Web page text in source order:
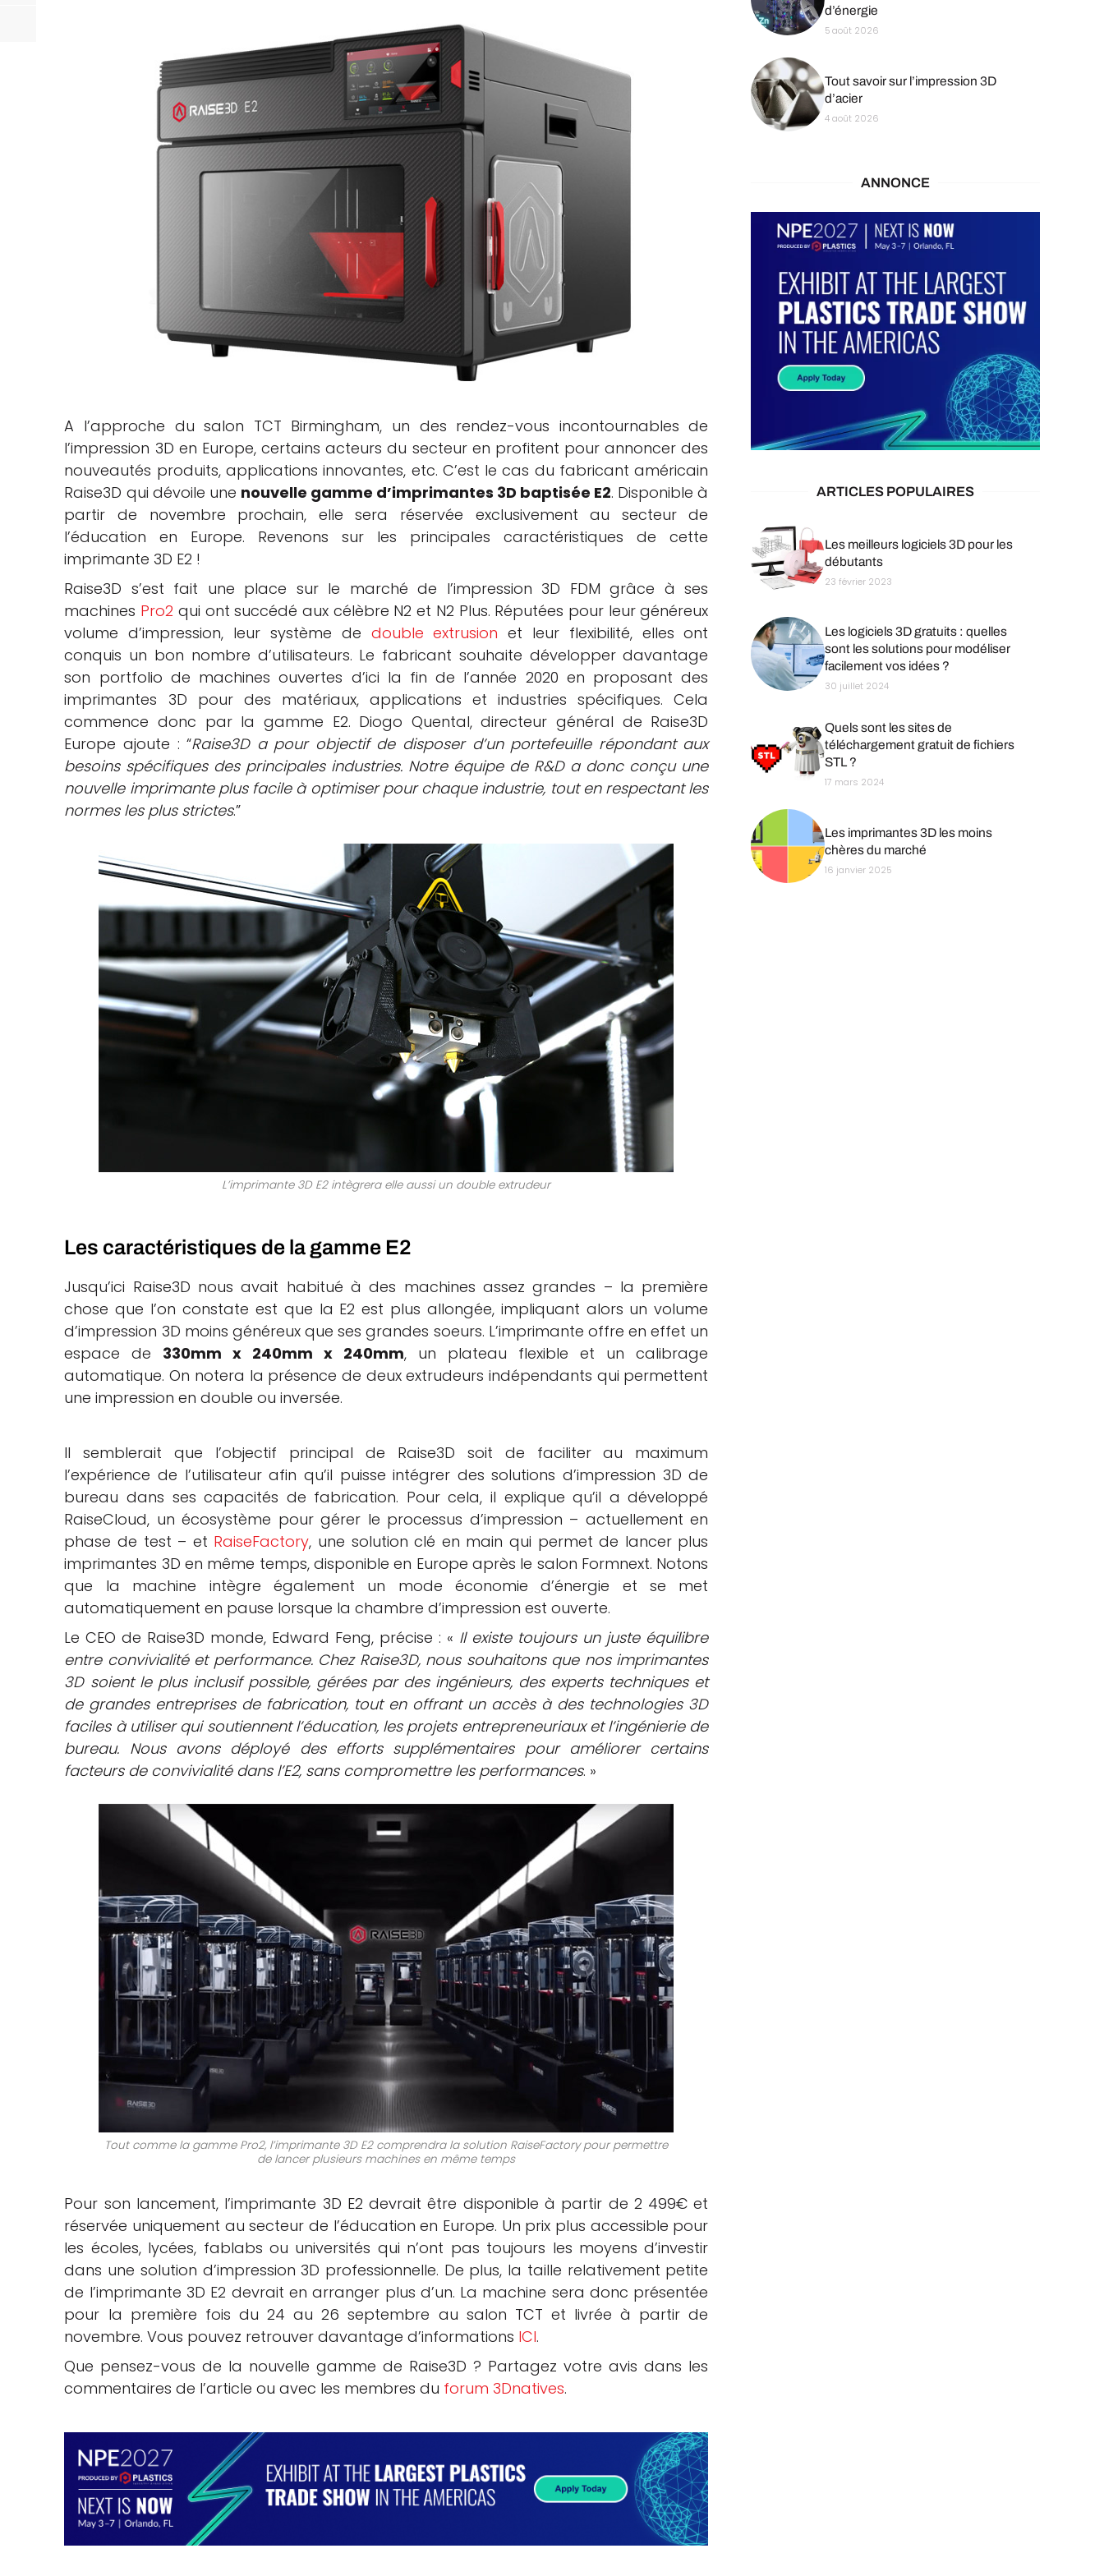
Matériaux
Scanners 3D
Vidéos
A l’approche du salon TCT Birmingham, un des rendez-vous incontournables de
l’impression 3D en Europe, certains acteurs du secteur en profitent pour annoncer des
nouveautés produits, applications innovantes, etc. C’est le cas du fabricant américain
Raise3D qui dévoile une nouvelle gamme d’imprimantes 3D baptisée E2. Disponible à
partir de novembre prochain, elle sera réservée exclusivement au secteur de
l’éducation en Europe. Revenons sur les principales caractéristiques de cette
imprimante 3D E2 !
Raise3D s’est fait une place sur le marché de l’impression 3D FDM grâce à ses
machines Pro2 qui ont succédé aux célèbre N2 et N2 Plus. Réputées pour leur généreux
volume d’impression, leur système de double extrusion et leur flexibilité, elles ont
conquis un bon nombre d’utilisateurs. Le fabricant souhaite développer davantage
son portfolio de machines ouvertes d’ici la fin de l’année 2020 en proposant des
imprimantes 3D pour des matériaux, applications et industries spécifiques. Cela
commence donc par la gamme E2. Diogo Quental, directeur général de Raise3D
Europe ajoute : “Raise3D a pour objectif de disposer d’un portefeuille répondant aux
besoins spécifiques des principales industries. Notre équipe de R&D a donc conçu une
nouvelle imprimante plus facile à optimiser pour chaque industrie, tout en respectant les
normes les plus strictes.”
L’imprimante 3D E2 intègrera elle aussi un double extrudeur
Les caractéristiques de la gamme E2
Jusqu’ici Raise3D nous avait habitué à des machines assez grandes – la première
chose que l’on constate est que la E2 est plus allongée, impliquant alors un volume
d’impression 3D moins généreux que ses grandes soeurs. L’imprimante offre en effet un
espace de 330mm x 240mm x 240mm, un plateau flexible et un calibrage
automatique. On notera la présence de deux extrudeurs indépendants qui permettent
une impression en double ou inversée.
Il semblerait que l’objectif principal de Raise3D soit de faciliter au maximum
l’expérience de l’utilisateur afin qu’il puisse intégrer des solutions d’impression 3D de
bureau dans ses capacités de fabrication. Pour cela, il explique qu’il a développé
RaiseCloud, un écosystème pour gérer le processus d’impression – actuellement en
phase de test – et RaiseFactory, une solution clé en main qui permet de lancer plus
imprimantes 3D en même temps, disponible en Europe après le salon Formnext. Notons
que la machine intègre également un mode économie d’énergie et se met
automatiquement en pause lorsque la chambre d’impression est ouverte.
Le CEO de Raise3D monde, Edward Feng, précise : « Il existe toujours un juste équilibre
entre convivialité et performance. Chez Raise3D, nous souhaitons que nos imprimantes
3D soient le plus inclusif possible, gérées par des ingénieurs, des experts techniques et
de grandes entreprises de fabrication, tout en offrant un accès à des technologies 3D
faciles à utiliser qui soutiennent l’éducation, les projets entrepreneuriaux et l’ingénierie de
bureau. Nous avons déployé des efforts supplémentaires pour améliorer certains
facteurs de convivialité dans l’E2, sans compromettre les performances. »
Tout comme la gamme Pro2, l’imprimante 3D E2 comprendra la solution RaiseFactory pour permettre
de lancer plusieurs machines en même temps
Pour son lancement, l’imprimante 3D E2 devrait être disponible à partir de 2 499€ et
réservée uniquement au secteur de l’éducation en Europe. Un prix plus accessible pour
les écoles, lycées, fablabs ou universités qui n’ont pas toujours les moyens d’investir
dans une solution d’impression 3D professionnelle. De plus, la taille relativement petite
de l’imprimante 3D E2 devrait en arranger plus d’un. La machine sera donc présentée
pour la première fois du 24 au 26 septembre au salon TCT et livrée à partir de
novembre. Vous pouvez retrouver davantage d’informations ICI.
Que pensez-vous de la nouvelle gamme de Raise3D ? Partagez votre avis dans les
commentaires de l’article ou avec les membres du forum 3Dnatives.
d’énergie
5 août 2026
Tout savoir sur l’impression 3D
d’acier
4 août 2026
ANNONCE
ARTICLES POPULAIRES
Les meilleurs logiciels 3D pour les
débutants
23 février 2023
Les logiciels 3D gratuits : quelles
sont les solutions pour modéliser
facilement vos idées ?
30 juillet 2024
Quels sont les sites de
téléchargement gratuit de fichiers
STL ?
17 mars 2024
Les imprimantes 3D les moins
chères du marché
16 janvier 2025